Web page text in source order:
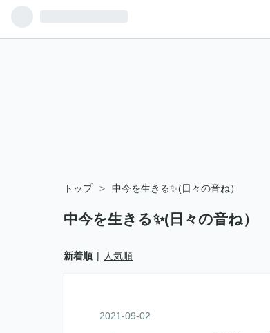
トップ > 中今を生きる✨(日々の音ね）
中今を生きる✨(日々の音ね）
新着順 人気順
2021-09-02